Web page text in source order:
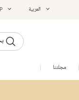
العربية
مجلتنا